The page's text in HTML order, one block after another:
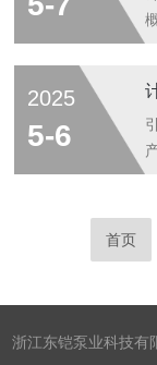
2025
5-6
首页
浙江东铠泵业科技有